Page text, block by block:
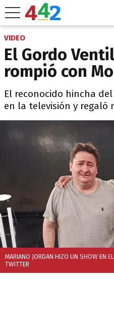
VIDEO
El Gordo
rompió con
El reconocido hincha
en la televisión y regaló
MARIANO JORDAN HIZO UN SHOW EN
TWITTER